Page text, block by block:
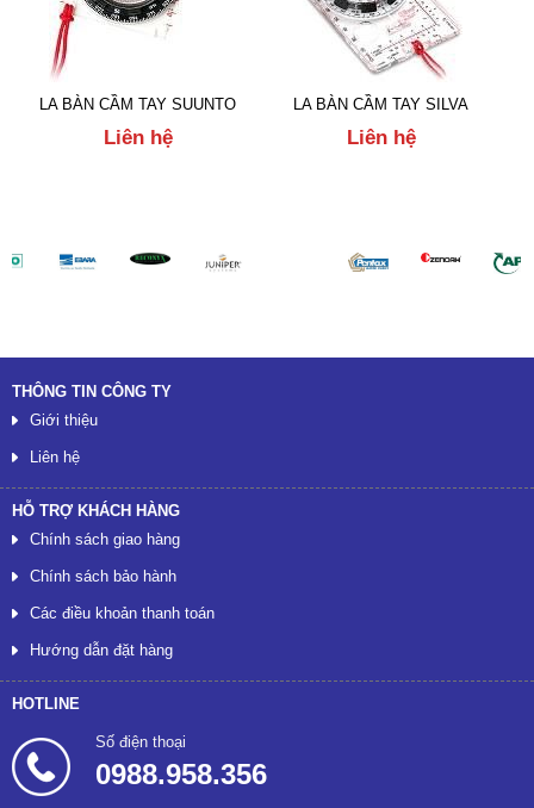
LA BÀN CẦM TAY SUUNTO
Liên hệ
LA BÀN CẦM TAY SILVA
Liên hệ
THÔNG TIN CÔNG TY
Giới thiệu
Liên hệ
HỖ TRỢ KHÁCH HÀNG
Chính sách giao hàng
Chính sách bảo hành
Các điều khoản thanh toán
Hướng dẫn đặt hàng
HOTLINE
Số điện thoại
0988.958.356